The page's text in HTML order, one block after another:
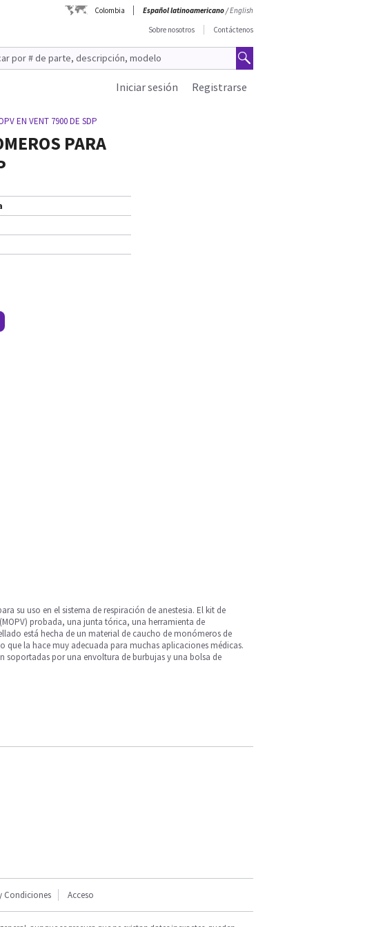
Colombia Español latinoamericano/English
Sobre nosotros
Contáctenos
Registrarse
Iniciar sesión
EN VENT 7900 DE SDP
PARA
su uso en el sistema de respiración de anestesia. El kit de
probada, una junta tórica, una herramienta de
está hecha de un material de caucho de monómeros de
que la hace muy adecuada para muchas aplicaciones médicas.
soportadas por una envoltura de burbujas y una bolsa de
Condiciones Acceso